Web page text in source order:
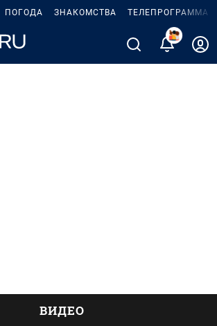
ПОГОДА ЗНАКОМСТВА ТЕЛЕПРОГРАММА
ВИДЕО